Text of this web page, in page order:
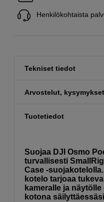
Henkilökohtaista
Tekniset tiedot
Arvostelut,
Tuotetiedot
Suojaa DJI Osmo
turvallisesti
Case -
kotelo tarjoaa
kameralle ja
kotona